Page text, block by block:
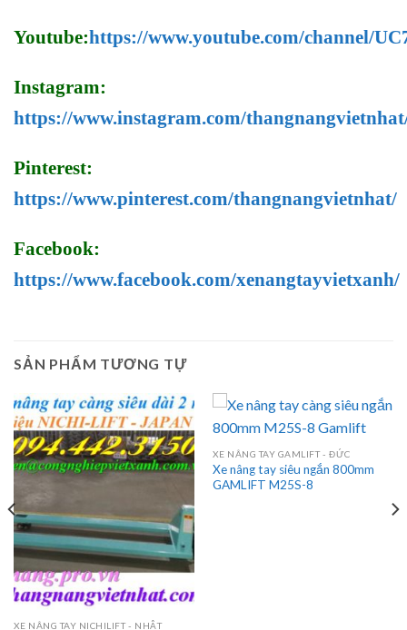
Youtube:https://www.youtube.com/channel/
Instagram:
https://www.instagram.com/
Pinterest:
https://www.pinterest.com/thangnangvietnhat/
Facebook:
https://www.facebook.com/xenangtayvietxanh/
SẢN PHẨM TƯƠNG TỰ
XE NÂNG TAY NICHILIFT - NHẬT
XE NÂNG TAY GAMLIFT - ĐỨC
Xe nâng tay siêu ngắn 800mm
GAMLIFT M25S-8